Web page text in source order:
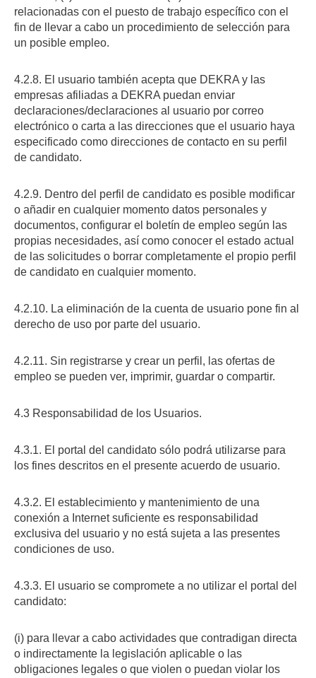
relacionadas con el puesto de trabajo específico con el
fin de llevar a cabo un procedimiento de selección para
un posible empleo.
4.2.8. El usuario también acepta que DEKRA y las
empresas afiliadas a DEKRA puedan enviar
declaraciones/declaraciones al usuario por correo
electrónico o carta a las direcciones que el usuario haya
especificado como direcciones de contacto en su perfil
de candidato.
4.2.9. Dentro del perfil de candidato es posible modificar
o añadir en cualquier momento datos personales y
documentos, configurar el boletín de empleo según las
propias necesidades, así como conocer el estado actual
de las solicitudes o borrar completamente el propio perfil
de candidato en cualquier momento.
4.2.10. La eliminación de la cuenta de usuario pone fin al
derecho de uso por parte del usuario.
4.2.11. Sin registrarse y crear un perfil, las ofertas de
empleo se pueden ver, imprimir, guardar o compartir.
4.3 Responsabilidad de los Usuarios.
4.3.1. El portal del candidato sólo podrá utilizarse para
los fines descritos en el presente acuerdo de usuario.
4.3.2. El establecimiento y mantenimiento de una
conexión a Internet suficiente es responsabilidad
exclusiva del usuario y no está sujeta a las presentes
condiciones de uso.
4.3.3. El usuario se compromete a no utilizar el portal del
candidato:
(i) para llevar a cabo actividades que contradigan directa
o indirectamente la legislación aplicable o las
obligaciones legales o que violen o puedan violar los